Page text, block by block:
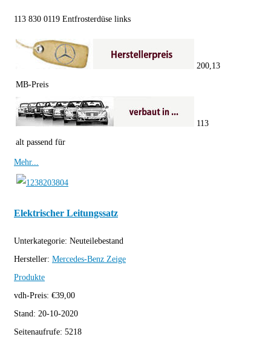
113 830 0119 Entfrosterdüse links
MB-Preis
200,13
alt passend für
113
Mehr...
Elektrischer Leitungssatz
Unterkategorie: Neuteilebestand
Hersteller: Mercedes-Benz Zeige
Produkte
vdh-Preis: €39,00
Stand: 20-10-2020
Seitenaufrufe: 5218